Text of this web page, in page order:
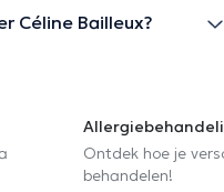
Céline Bailleux?
Ontdek hoe je
behandelen!